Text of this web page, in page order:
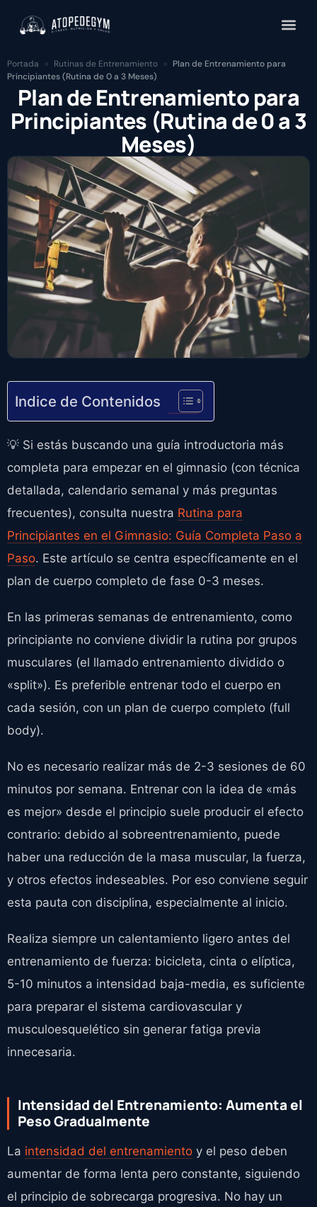
Portada » Rutinas de Entrenamiento » Plan de Entrenamiento para
Principiantes (Rutina de 0 a 3 Meses)
Plan de Entrenamiento para
Principiantes (Rutina de 0 a 3
Meses)
Indice de Contenidos
💡 Si estás buscando una guía introductoria más
completa para empezar en el gimnasio (con técnica
detallada, calendario semanal y más preguntas
frecuentes), consulta nuestra Rutina para
Principiantes en el Gimnasio: Guía Completa Paso a
Paso. Este artículo se centra específicamente en el
plan de cuerpo completo de fase 0-3 meses.
En las primeras semanas de entrenamiento, como
principiante no conviene dividir la rutina por grupos
musculares (el llamado entrenamiento dividido o
«split»). Es preferible entrenar todo el cuerpo en
cada sesión, con un plan de cuerpo completo (full
body).
No es necesario realizar más de 2-3 sesiones de 60
minutos por semana. Entrenar con la idea de «más
es mejor» desde el principio suele producir el efecto
contrario: debido al sobreentrenamiento, puede
haber una reducción de la masa muscular, la fuerza,
y otros efectos indeseables. Por eso conviene seguir
esta pauta con disciplina, especialmente al inicio.
Realiza siempre un calentamiento ligero antes del
entrenamiento de fuerza: bicicleta, cinta o elíptica,
5-10 minutos a intensidad baja-media, es suficiente
para preparar el sistema cardiovascular y
musculoesquelético sin generar fatiga previa
innecesaria.
Intensidad del Entrenamiento: Aumenta el
Peso Gradualmente
La intensidad del entrenamiento y el peso deben
aumentar de forma lenta pero constante, siguiendo
el principio de sobrecarga progresiva. No hay un